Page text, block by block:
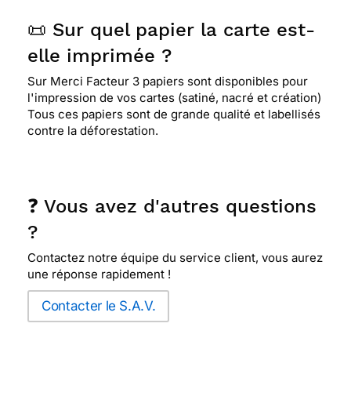
📜 Sur quel papier la carte est-
elle imprimée ?
Sur Merci Facteur 3 papiers sont disponibles pour
l'impression de vos cartes (satiné, nacré et création)
Tous ces papiers sont de grande qualité et labellisés
contre la déforestation.
❓ Vous avez d'autres questions
?
Contactez notre équipe du service client, vous aurez
une réponse rapidement !
Contacter le S.A.V.